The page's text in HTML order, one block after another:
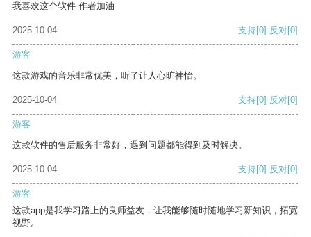
我喜欢这个软件 作者加油
2025-10-04 支持[0] 反对[0]
游客
这款游戏的音乐非常优美，听了让人心旷神怡。
2025-10-04 支持[0] 反对[0]
游客
这款软件的售后服务非常好，遇到问题都能得到及时解决。
2025-10-04 支持[0] 反对[0]
游客
这款app是我学习路上的良师益友，让我能够随时随地学习新知识，拓宽
视野。